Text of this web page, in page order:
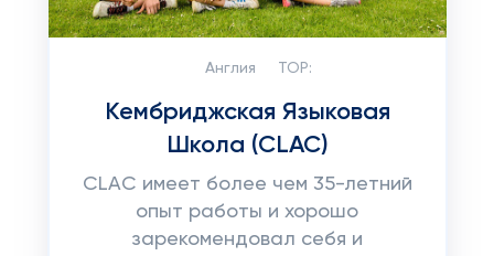
Англия TOP:
Кембриджская Языковая
Школа (CLAC)
CLAC имеет более чем 35-летний
опыт работы и хорошо
зарекомендовал себя и